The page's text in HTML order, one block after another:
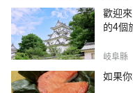
歡迎
的4個
岐阜縣
如果